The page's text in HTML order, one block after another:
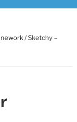
/ Sketchy –